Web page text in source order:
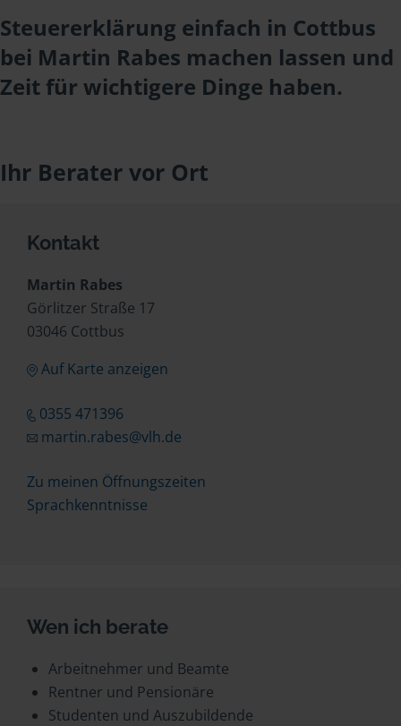
Steuererklärung einfach in Cottbus
bei Martin Rabes machen lassen und
Zeit für wichtigere Dinge haben.
Ihr Berater vor Ort
Kontakt
Martin Rabes
Görlitzer Straße 17
03046 Cottbus
Auf Karte anzeigen
0355 471396
martin.rabes@vlh.de
Zu meinen Öffnungszeiten
Sprachkenntnisse
Wen ich berate
Arbeitnehmer und Beamte
Rentner und Pensionäre
Studenten und Auszubildende